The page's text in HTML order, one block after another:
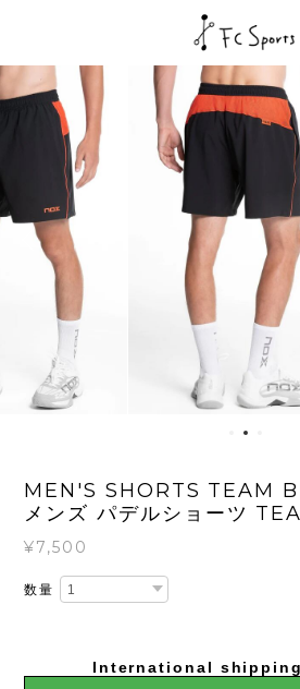
MEN'S SHORTS TEAM
メンズ パデルショーツ
¥7,500
数量
International